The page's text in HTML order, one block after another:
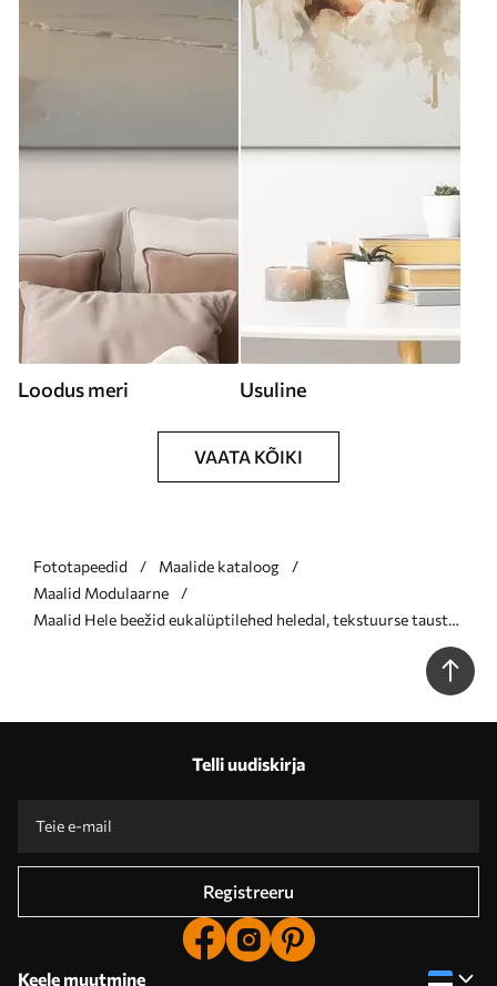
Loodus meri Usuline
VAATA KÕIKI
Fototapeedid
Maalide kataloog
Maalid Modulaarne
Maalid Hele beežid eukalüptilehed heledal, tekstuurse taustal
Telli uudiskirja
Registreeru
Keele muutmine